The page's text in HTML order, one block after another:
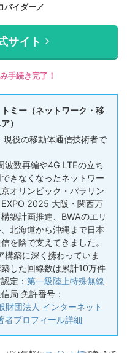
バイダー／
サイト
手続き完了！
ミー（ネットワーク・移
）
役の移動体通信技術者で
波数再編や4G LTEの立ち
できなくなったネットワー
オリンピック・パラリン
2025 大阪・関西万
築計画推進、BWAのエリ
北海道から沖縄まで日本
を陰で支えてきました。
構築に深く携わっていま
した回線数は累計10万件
定： 第一級陸上特殊無線
局 免許番号：
財団法人 インターネット
者プロフィール詳細